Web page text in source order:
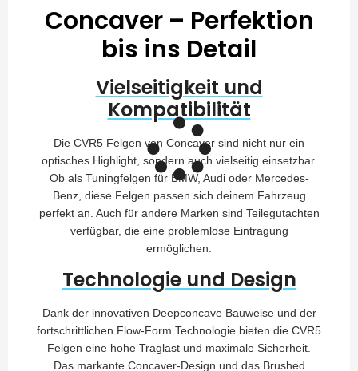
Concaver – Perfektion
bis ins Detail
Vielseitigkeit und
Kompatibilität
Die CVR5 Felgen von Concaver sind nicht nur ein
optisches Highlight, sondern auch vielseitig einsetzbar.
Ob als Tuningfelgen für BMW, Audi oder Mercedes-
Benz, diese Felgen passen sich deinem Fahrzeug
perfekt an. Auch für andere Marken sind Teilegutachten
verfügbar, die eine problemlose Eintragung
ermöglichen.
Technologie und Design
Dank der innovativen Deepconcave Bauweise und der
fortschrittlichen Flow-Form Technologie bieten die CVR5
Felgen eine hohe Traglast und maximale Sicherheit.
Das markante Concaver-Design und das Brushed